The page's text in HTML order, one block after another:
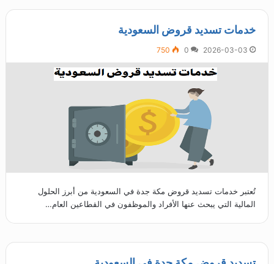
خدمات تسديد قروض السعودية
2026-03-03
0
750
تُعتبر خدمات تسديد قروض مكة جدة في السعودية من أبرز الحلول
المالية التي يبحث عنها الأفراد والموظفون في القطاعين العام…